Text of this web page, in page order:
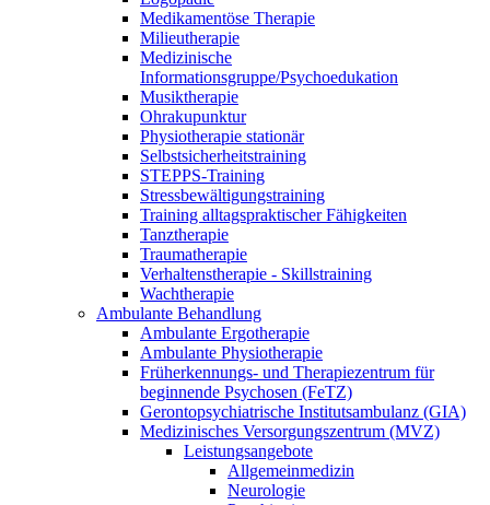
Medikamentöse Therapie
Milieutherapie
Medizinische
Informationsgruppe/Psychoedukation
Musiktherapie
Ohrakupunktur
Physiotherapie stationär
Selbstsicherheitstraining
STEPPS-Training
Stressbewältigungstraining
Training alltagspraktischer Fähigkeiten
Tanztherapie
Traumatherapie
Verhaltenstherapie - Skillstraining
Wachtherapie
Ambulante Behandlung
Ambulante Ergotherapie
Ambulante Physiotherapie
Früherkennungs- und Therapiezentrum für
beginnende Psychosen (FeTZ)
Gerontopsychiatrische Institutsambulanz (GIA)
Medizinisches Versorgungszentrum (MVZ)
Leistungsangebote
Allgemeinmedizin
Neurologie